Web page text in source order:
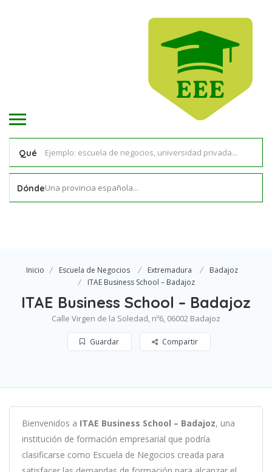
Qué
DóndeUna provincia española...
Inicio Escuela de Negocios Extremadura
Badajoz
ITAE Business School – Badajoz
ITAE Business School – Badajoz
Calle Virgen de la Soledad, nº6, 06002 Badajoz
Guardar Compartir
Bienvenidos a ITAE Business School – Badajoz, una
institución de formación empresarial que podría
clasificarse como Escuela de Negocios creada para